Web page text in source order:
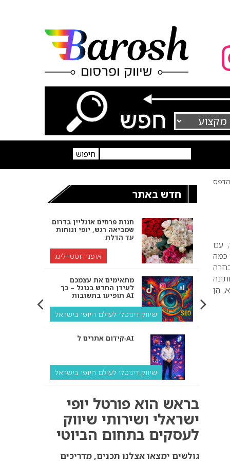
הדפס
עם
כמה
בת”א, הן
חדש באתר
חנות פרחים אונליין בדרום
שמביאה רגש, יופי ונוחות
עד הדלת
אופנה וסטיילינג
מתאימים את עצמכם
לעידן החדש בגוגל – כך
תופיעו בתשובות AI
שיווק דיגיטלי לעולם היופי בישראל
קידום אתרים ל‑AI
שיווק דיגיטלי לעולם היופי בישראל
ולמה העסק שלך צריך
שיווק דיגיטלי לעסקים
קידום ל‑AI לעומת קידום
בראש הוא פורטל יופי
ישראלי ושירותי שיווק
לעסקים בתחום הביוטי
גולשים ימצאו אצלנו תכנים, מדריכים